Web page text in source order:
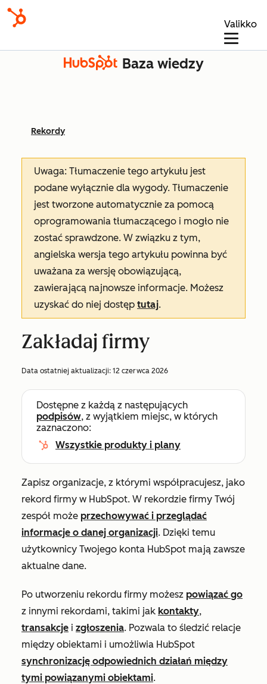
Valikko
Baza wiedzy
Rekordy
Uwaga: Tłumaczenie tego artykułu jest
podane wyłącznie dla wygody. Tłumaczenie
jest tworzone automatycznie za pomocą
oprogramowania tłumaczącego i mogło nie
zostać sprawdzone. W związku z tym,
angielska wersja tego artykułu powinna być
uważana za wersję obowiązującą,
zawierającą najnowsze informacje. Możesz
uzyskać do niej dostęp tutaj.
Zakładaj firmy
Data ostatniej aktualizacji: 12 czerwca 2026
Dostępne z każdą z następujących
podpisów, z wyjątkiem miejsc, w których
zaznaczono:
Wszystkie produkty i plany
Zapisz organizacje, z którymi współpracujesz, jako
rekord firmy w HubSpot. W rekordzie firmy Twój
zespół może przechowywać i przeglądać
informacje o danej organizacji. Dzięki temu
użytkownicy Twojego konta HubSpot mają zawsze
aktualne dane.
Po utworzeniu rekordu firmy możesz powiązać go
z innymi rekordami, takimi jak kontakty,
transakcje i zgłoszenia. Pozwala to śledzić relacje
między obiektami i umożliwia HubSpot
synchronizację odpowiednich działań między
tymi powiązanymi obiektami.